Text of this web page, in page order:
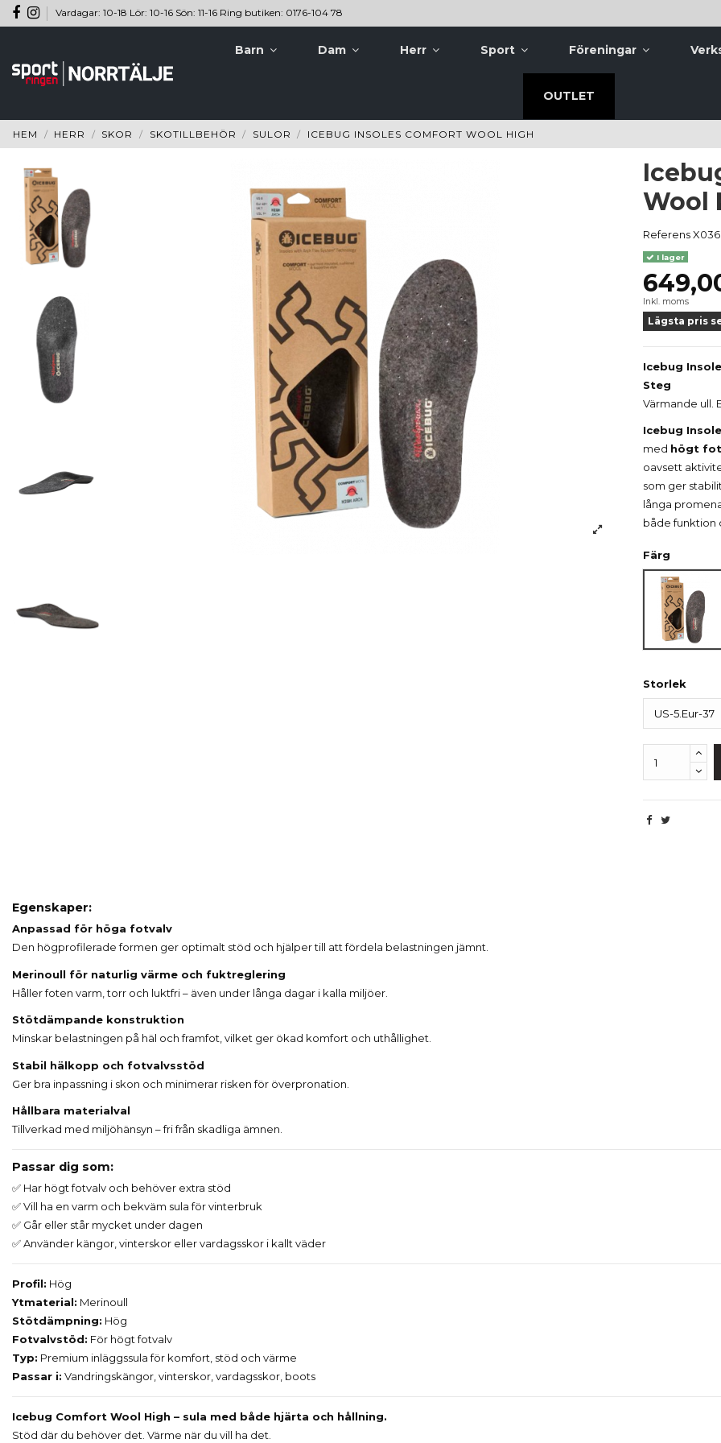
Vardagar: 10-18 Lör: 10-16 Sön: 11-16 Ring butiken: 0176-104 78
Barn Dam Herr Sport Föreningar
OUTLET
HEM HERR SKOR SKOTILLBEHÖR SULOR ICEBUG INSOLES COMFORT WOOL HIGH
Wool
Referens
I lager
Inkl. moms
Lägsta pris
Icebug
Steg
Värmande ull.
Icebug
med högt
oavsett
som ger
långa
både funktion
Färg
Storlek
Egenskaper:
Anpassad för höga fotvalv
Den högprofilerade formen ger optimalt stöd och hjälper till att fördela belastningen jämnt.
Merinoull för naturlig värme och fuktreglering
Håller foten varm, torr och luktfri – även under långa dagar i kalla miljöer.
Stötdämpande konstruktion
Minskar belastningen på häl och framfot, vilket ger ökad komfort och uthållighet.
Stabil hälkopp och fotvalvsstöd
Ger bra inpassning i skon och minimerar risken för överpronation.
Hållbara materialval
Tillverkad med miljöhänsyn – fri från skadliga ämnen.
Passar dig som:
✅ Har högt fotvalv och behöver extra stöd
✅ Vill ha en varm och bekväm sula för vinterbruk
✅ Går eller står mycket under dagen
✅ Använder kängor, vinterskor eller vardagsskor i kallt väder
Profil: Hög
Ytmaterial: Merinoull
Stötdämpning: Hög
Fotvalvstöd: För högt fotvalv
Typ: Premium inläggssula för komfort, stöd och värme
Passar i: Vandringskängor, vinterskor, vardagsskor, boots
Icebug Comfort Wool High – sula med både hjärta och hållning.
Stöd där du behöver det. Värme när du vill ha det.